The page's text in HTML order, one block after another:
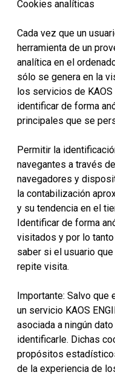
Cookies analíticas
Cada vez que un
herramienta de un
analítica en el
sólo se genera en la
los servicios de KAOS
identificar de forma
principales que se
Permitir la
navegantes a través
navegadores y
la contabilización
y su tendencia en el
Identificar de forma
visitados y por lo
saber si el usuario
repite visita.
Importante: Salvo que
un servicio KAOS
asociada a ningún
identificarle. Dichas
propósitos
de la experiencia de